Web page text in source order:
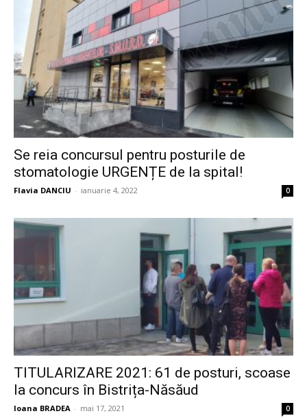
Se reia concursul pentru posturile de
stomatologie URGENȚE de la spital!
Flavia DANCIU - ianuarie 4, 2022 0
TITULARIZARE 2021: 61 de posturi, scoase
la concurs în Bistrița-Năsăud
Ioana BRADEA - mai 17, 2021 0